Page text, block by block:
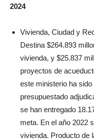
2024
Vivienda, Ciudad y
Destina $264.893
vivienda, y $25.837
proyectos de
este ministerio ha
presupuestado
se han entregado
meta. En el año 2022
vivienda. Producto de